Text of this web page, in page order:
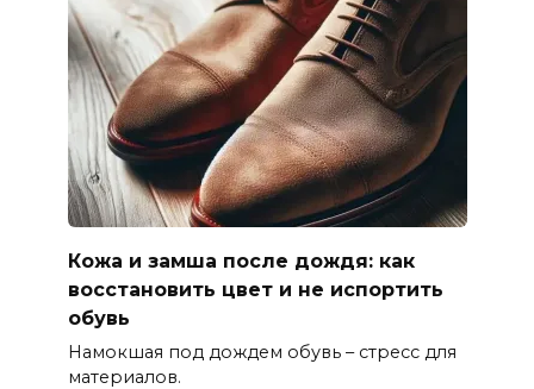
Кожа и замша после дождя: как
восстановить цвет и не испортить
обувь
Намокшая под дождем обувь – стресс для
материалов.